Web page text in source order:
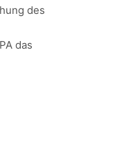
des
das